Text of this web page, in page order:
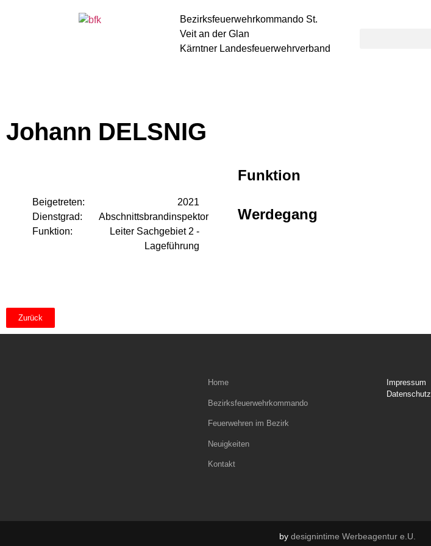
Bezirksfeuerwehrkommando St.
Veit an der Glan
Kärntner Landesfeuerwehrverband
Johann DELSNIG
Beigetreten:
2021
Dienstgrad:
Abschnittsbrandinspektor
Funktion:
Leiter Sachgebiet 2 -
Lageführung
Funktion
Werdegang
Zurück
Home
Bezirksfeuerwehrkommando
Feuerwehren im Bezirk
Neuigkeiten
Kontakt
Impressum
Datenschutz
by designintime Werbeagentur e.U.